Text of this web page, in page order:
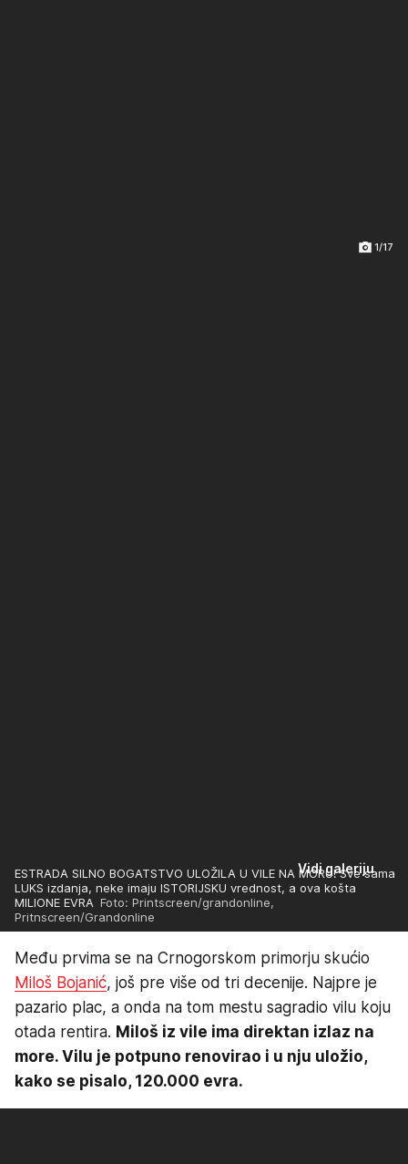
1/17
Vidi galeriju
ESTRADA SILNO BOGATSTVO ULOŽILA U VILE NA MORU! Sve sama
LUKS izdanja, neke imaju ISTORIJSKU vrednost, a ova košta
MILIONE EVRA Foto: Printscreen/grandonline,
Pritnscreen/Grandonline
Među prvima se na Crnogorskom primorju skućio
Miloš Bojanić, još pre više od tri decenije. Najpre je
pazario plac, a onda na tom mestu sagradio vilu koju
otada rentira. Miloš iz vile ima direktan izlaz na
more. Vilu je potpuno renovirao i u nju uložio,
kako se pisalo, 120.000 evra.